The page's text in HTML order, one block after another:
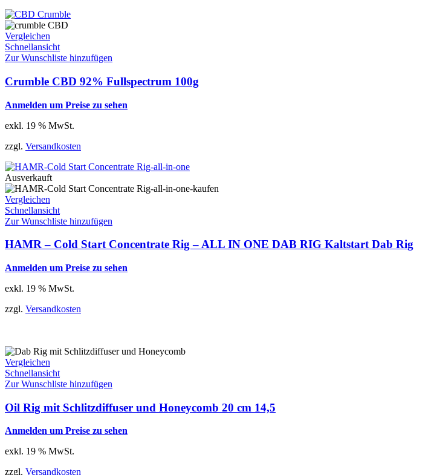
Vergleichen
Schnellansicht
Zur Wunschliste hinzufügen
Crumble CBD 92% Fullspectrum 100g
Anmelden um Preise zu sehen
exkl. 19 % MwSt.
zzgl. Versandkosten
Ausverkauft
Vergleichen
Schnellansicht
Zur Wunschliste hinzufügen
HAMR – Cold Start Concentrate Rig – ALL IN ONE DAB RIG Kaltstart Dab Rig
Anmelden um Preise zu sehen
exkl. 19 % MwSt.
zzgl. Versandkosten
Vergleichen
Schnellansicht
Zur Wunschliste hinzufügen
Oil Rig mit Schlitzdiffuser und Honeycomb 20 cm 14,5
Anmelden um Preise zu sehen
exkl. 19 % MwSt.
zzgl. Versandkosten